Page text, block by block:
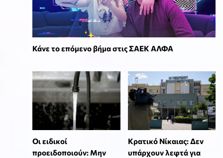
Κάνε το επόμενο βήμα στις ΣΑΕΚ ΑΛΦΑ
Οι ειδικοί
προειδοποιούν: Μην
Κρατικό Νίκαιας: Δεν
υπάρχουν λεφτά για